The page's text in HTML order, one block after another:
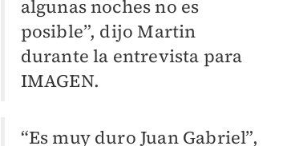
algunas noches no es
posible”, dijo Martin
durante la entrevista para
IMAGEN.
“Es muy duro Juan Gabriel”,